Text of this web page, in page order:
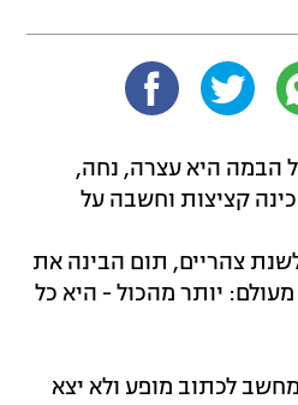
על הבמה היא עצרה, נחה,
קציצות וחשבה על
צהריים, תום הבינה את
יותר מהכול - היא כל
לכתוב מופע ולא יצא